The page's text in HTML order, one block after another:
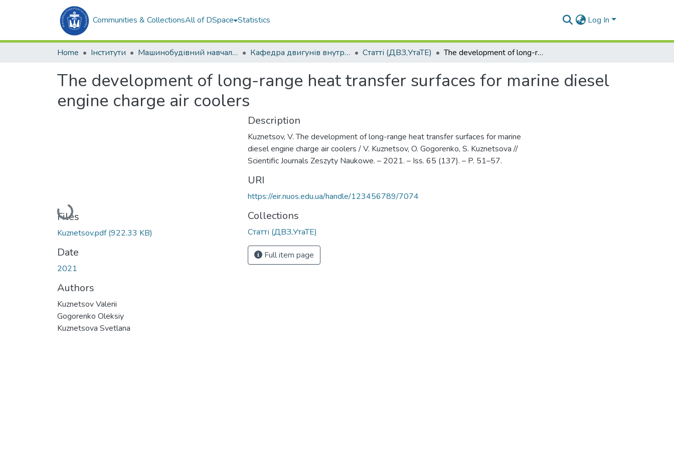
Communities & CollectionsAll of DSpace Statistics Log In
Home Інститути Машинобудівний навчально-науковий інститут (МННІ) Кафедра двигунів внутрішнього згоряння, установок та технічної експлуатації (ДВЗ,УтаТЕ) Статті (ДВЗ,УтаТЕ) The development of long-range heat transfer surfaces for marine diesel engine charge air coolers
The development of long-range heat transfer surfaces for marine diesel
engine charge air coolers
Loading...
Files
Kuznetsov.pdf(922.33 KB)
Date
2021
Authors
Kuznetsov Valerii
Gogorenko Oleksiy
Kuznetsova Svetlana
Description
Kuznetsov, V. The development of long-range heat transfer surfaces for marine
diesel engine charge air coolers / V. Kuznetsov, O. Gogorenko, S. Kuznetsova //
Scientific Journals Zeszyty Naukowe. – 2021. – Іss. 65 (137). – P. 51–57.
URI
https://eir.nuos.edu.ua/handle/123456789/7074
Collections
Статті (ДВЗ,УтаТЕ)
Full item page